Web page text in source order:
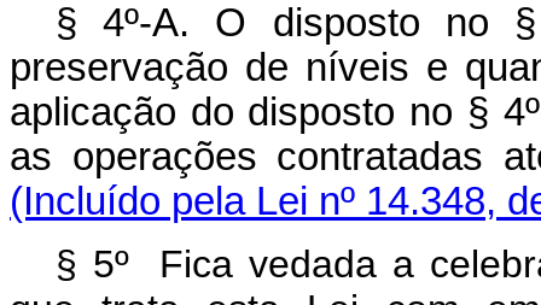
§ 4º-A. O disposto no
preservação de níveis e
aplicação do disposto no §
as operações
(Incluído pela Lei nº 14.348,
§ 5º Fica vedada a